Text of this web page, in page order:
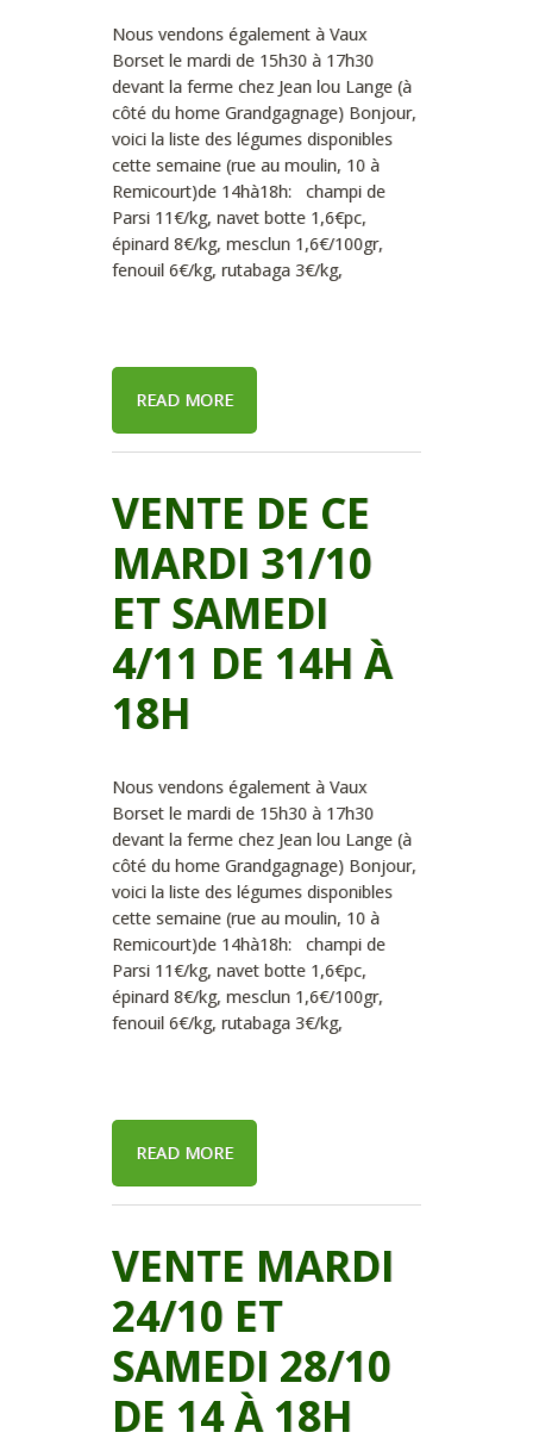
Nous vendons également à Vaux
Borset le mardi de 15h30 à 17h30
devant la ferme chez Jean lou Lange (à
côté du home Grandgagnage) Bonjour,
voici la liste des légumes disponibles
cette semaine (rue au moulin, 10 à
Remicourt)de 14hà18h: champi de
Parsi 11€/kg, navet botte 1,6€pc,
épinard 8€/kg, mesclun 1,6€/100gr,
fenouil 6€/kg, rutabaga 3€/kg,
READ MORE
VENTE DE CE
MARDI 31/10
ET SAMEDI
4/11 DE 14H À
18H
Nous vendons également à Vaux
Borset le mardi de 15h30 à 17h30
devant la ferme chez Jean lou Lange (à
côté du home Grandgagnage) Bonjour,
voici la liste des légumes disponibles
cette semaine (rue au moulin, 10 à
Remicourt)de 14hà18h: champi de
Parsi 11€/kg, navet botte 1,6€pc,
épinard 8€/kg, mesclun 1,6€/100gr,
fenouil 6€/kg, rutabaga 3€/kg,
READ MORE
VENTE MARDI
24/10 ET
SAMEDI 28/10
DE 14 À 18H